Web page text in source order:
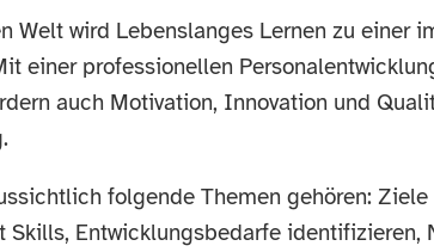
Welt wird Lebenslanges Lernen zu einer
einer professionellen
auch Motivation, Innovation und
folgende Themen gehören: Ziele
Skills, Entwicklungsbedarfe identifizieren,